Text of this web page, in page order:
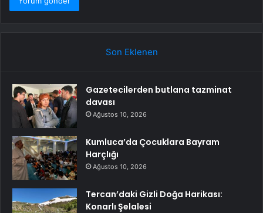
Son Eklenen
Gazetecilerden butlana tazminat
davası
Ağustos 10, 2026
Kumluca’da Çocuklara Bayram
Harçlığı
Ağustos 10, 2026
Tercan’daki Gizli Doğa Harikası:
Konarlı Şelalesi